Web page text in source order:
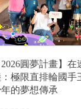
圓夢計畫】在
極限直排輪國手
的夢想傳承